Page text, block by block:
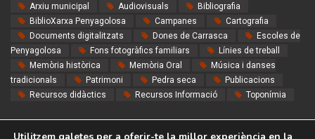
Arxiu municipal Audiovisuals
Bibliografia
BiblioXarxa Penyagolosa
Campanes
Cartografia
Documents digitalitzats
Dones de Carrasca
Escoles de
Penyagolosa
Fons fotogràfics familiars
Línies de treball
Memòria històrica
Memòria Oral
Música i danses
tradicionals
Patrimoni Pedra seca
Publicacions
Recursos didàctics
Recursos Informació Toponímia